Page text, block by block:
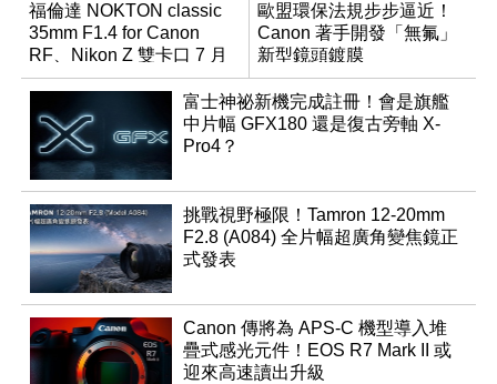
福倫達 NOKTON classic
35mm F1.4 for Canon
RF、Nikon Z 雙卡口 7 月
同步登台
歐盟環保法規步步逼近！
Canon 著手開發「無氟」
新型鏡頭鍍膜
富士神祕新機完成註冊！會是旗艦
中片幅 GFX180 還是復古旁軸 X-
Pro4？
挑戰視野極限！Tamron 12-20mm
F2.8 (A084) 全片幅超廣角變焦鏡正
式發表
Canon 傳將為 APS-C 機型導入堆
疊式感光元件！EOS R7 Mark II 或
迎來高速讀出升級